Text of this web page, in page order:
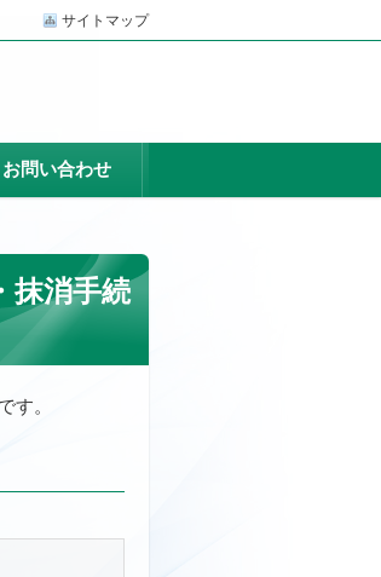
サイトマップ
お問い合わせ
抹消手続
す。